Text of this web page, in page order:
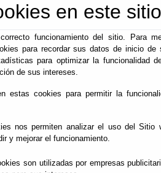
en este sitio
funcionamiento del sitio. Para
para recordar sus datos de inicio de
para optimizar la funcionalidad
de sus intereses.
estas cookies para permitir la
nos permiten analizar el uso del Sitio
y mejorar el funcionamiento.
son utilizadas por empresas
XXVIII CERTAMEN
DE POESÍA 2026
Del : 03/08/
Lugar: Tíjola